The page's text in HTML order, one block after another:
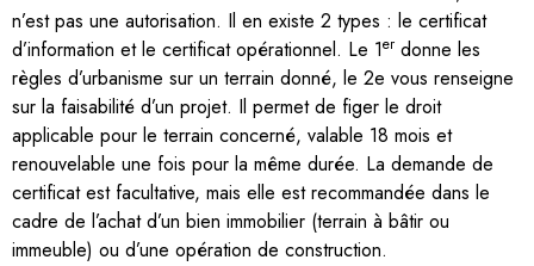
n’est pas une autorisation. Il en existe 2 types : le certificat
d’information et le certificat opérationnel. Le 1er donne les
règles d’urbanisme sur un terrain donné, le 2e vous renseigne
sur la faisabilité d’un projet. Il permet de figer le droit
applicable pour le terrain concerné, valable 18 mois et
renouvelable une fois pour la même durée. La demande de
certificat est facultative, mais elle est recommandée dans le
cadre de l’achat d’un bien immobilier (terrain à bâtir ou
immeuble) ou d’une opération de construction.